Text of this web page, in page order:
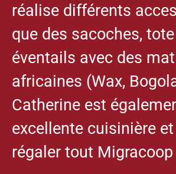
réalise différents
que des sacoches,
éventails avec des
africaines (Wax,
Catherine est
excellente cuisinière
régaler tout Migracoop